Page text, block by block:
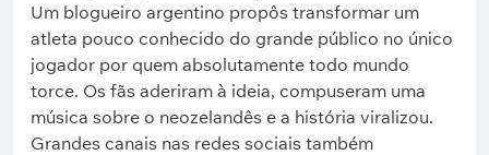
Um blogueiro argentino propôs transformar um
atleta pouco conhecido do grande público no único
jogador por quem absolutamente todo mundo
torce. Os fãs aderiram à ideia, compuseram uma
música sobre o neozelandês e a história viralizou.
Grandes canais nas redes sociais também